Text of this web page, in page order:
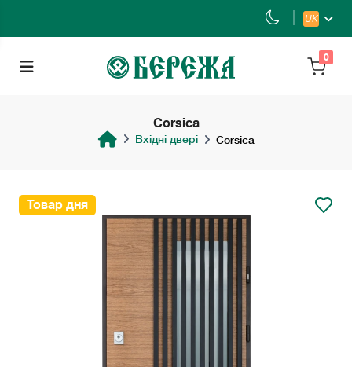
UK
0
Corsica
Вхідні двері Corsica
Товар дня